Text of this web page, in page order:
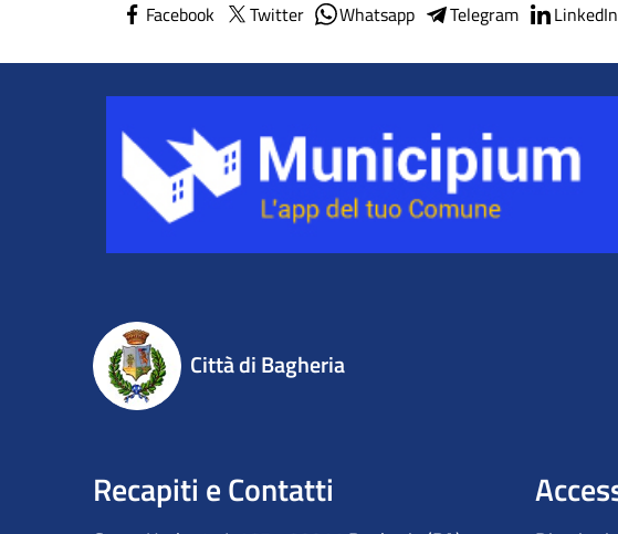
Facebook Twitter Whatsapp Telegram LinkedIn
Città di Bagheria
Recapiti e Contatti